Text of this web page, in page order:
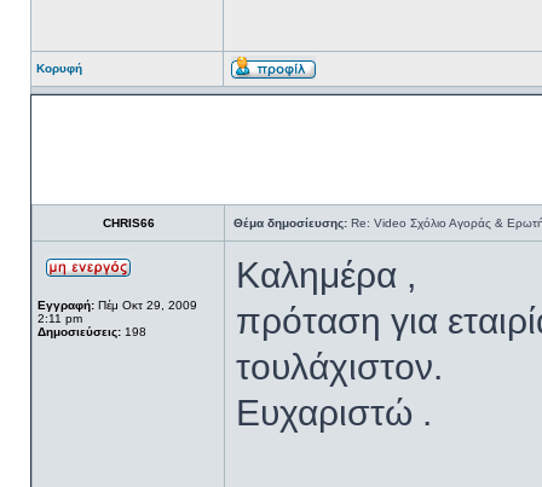
Κορυφή
CHRIS66 Θέμα δημοσίευσης: Re: Video Σχόλιο Αγοράς &
Εγγραφή: Πέμ Οκτ 29, 2009
2:11 pm
Δημοσιεύσεις: 198
Καλημέρα ,
πρόταση για
τουλάχιστον.
Ευχαριστώ .